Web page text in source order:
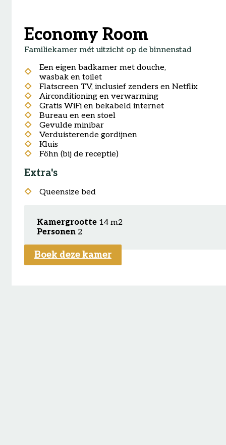
Economy Room
Familiekamer mét uitzicht op de binnenstad
Een eigen badkamer met douche,
wasbak en toilet
Flatscreen TV, inclusief zenders en Netflix
Airconditioning en verwarming
Gratis WiFi en bekabeld internet
Bureau en een stoel
Gevulde minibar
Verduisterende gordijnen
Kluis
Föhn (bij de receptie)
Extra's
Queensize bed
Kamergrootte 14 m2
Personen 2
Boek deze kamer